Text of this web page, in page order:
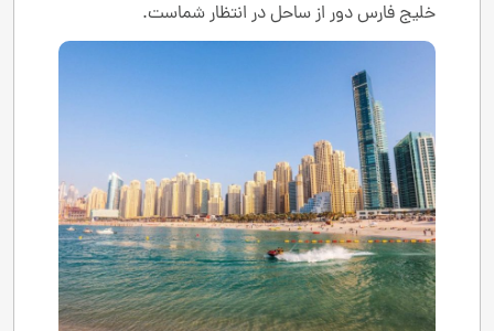
خلیج فارس دور از ساحل در انتظار شماست.